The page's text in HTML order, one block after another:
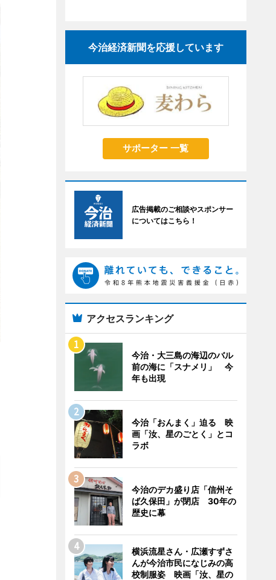
今治経済新聞を応援しています
サポーター 一覧
広告掲載のご相談やスポンサー
についてはこちら！
アクセスランキング
今治・大三島の海辺のバル
前の海に「スナメリ」 今
年も出現
今治「おんまく」迫る 映
画「汝、星のごとく」とコ
ラボ
今治のデカ盛り店「信州そ
ば久保田」が閉店 30年の
歴史に幕
横浜流星さん・広瀬すずさ
んが今治市民になじみの高
校制服姿 映画「汝、星の